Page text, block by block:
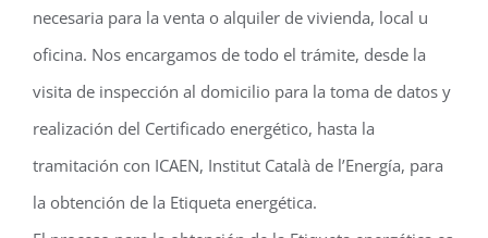
necesaria para la venta o alquiler de vivienda, local u
oficina. Nos encargamos de todo el trámite, desde la
visita de inspección al domicilio para la toma de datos y
realización del Certificado energético, hasta la
tramitación con ICAEN, Institut Català de l’Energía, para
la obtención de la Etiqueta energética.